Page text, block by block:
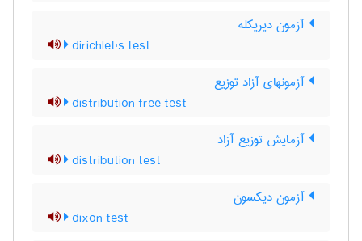
آزمون دیریکله
dirichlet's test
آزمونهای آزاد توزیع
distribution free test
آزمایش توزیع آزاد
distribution test
آزمون دیکسون
dixon test